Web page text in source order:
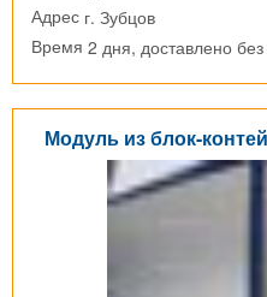
Адрес г. Зубцов
Время 2 дня, доставлено
Модуль из блок-